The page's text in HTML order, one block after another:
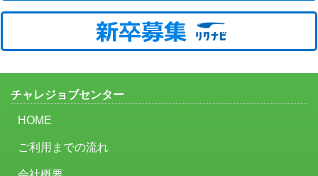
チャレジョブセンター
HOME
ご利用までの流れ